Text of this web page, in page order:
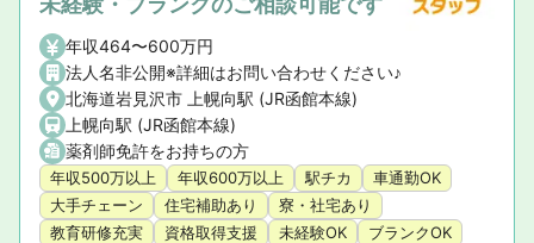
年収464〜600万円
法人名非公開※詳細はお問い合わせください♪
北海道岩見沢市 上幌向駅 (JR函館本線)
上幌向駅 (JR函館本線)
薬剤師免許をお持ちの方
年収500万以上 年収600万以上 駅チカ
車通勤OK
大手チェーン
住宅補助あり
寮・社宅あり
教育研修充実
資格取得支援 未経験OK ブランクOK